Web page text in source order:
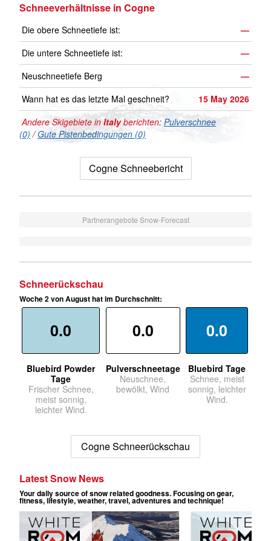
Schneeverhältnisse in Cogne
Die obere Schneetiefe ist:
—
Die untere Schneetiefe ist:
—
Neuschneetiefe Berg
—
Wann hat es das letzte Mal geschneit?
15 May 2026
Andere Skigebiete inItalyberichten: Pulverschnee
(0) /Gute Pistenbedingungen (0)
Cogne Schneebericht
Partnerangebote Snow-Forecast
Schneerückschau
Woche 2 von August hat im Durchschnitt:
0.0
Bluebird Powder
Tage
Frischer Schnee,
meist sonnig,
leichter Wind.
0.0
Pulverschneetage
Neuschnee,
bewölkt, Wind
0.0
Bluebird Tage
Schnee, meist
sonnig, leichter
Wind.
Cogne Schneerückschau